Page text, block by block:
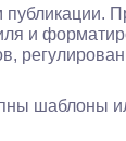
и
шаблоны